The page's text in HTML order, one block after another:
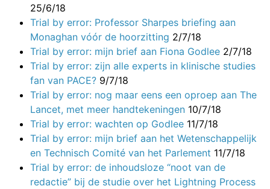
25/6/18
Trial by error: Professor Sharpes briefing aan
Monaghan vóór de hoorzitting 2/7/18
Trial by error: mijn brief aan Fiona Godlee 2/7/18
Trial by error: zijn alle experts in klinische studies
fan van PACE? 9/7/18
Trial by error: nog maar eens een oproep aan The
Lancet, met meer handtekeningen 10/7/18
Trial by error: wachten op Godlee 11/7/18
Trial by error: mijn brief aan het Wetenschappelijk
en Technisch Comité van het Parlement 11/7/18
Trial by error: de inhoudsloze “noot van de
redactie” bij de studie over het Lightning Process